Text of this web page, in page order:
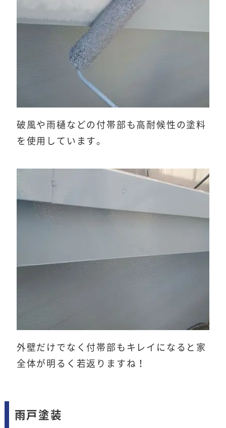
破風や雨樋などの付帯部も高耐候性の塗料
を使用しています。
外壁だけでなく付帯部もキレイになると家
全体が明るく若返りますね！
雨戸塗装